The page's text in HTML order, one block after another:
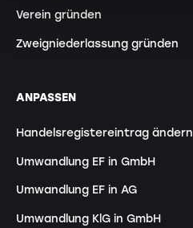
Verein gründen
Zweigniederlassung gründen
ANPASSEN
Handelsregistereintrag ändern
Umwandlung EF in GmbH
Umwandlung EF in AG
Umwandlung KlG in GmbH